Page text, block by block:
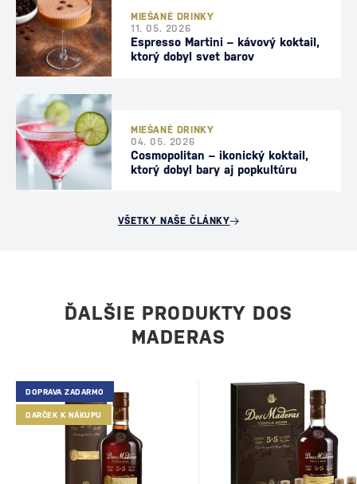
MIEŠANÉ DRINKY
11. 05. 2026
Espresso Martini – kávový koktail,
ktorý dobyl svet barov
MIEŠANÉ DRINKY
04. 05. 2026
Cosmopolitan – ikonický koktail,
ktorý dobyl bary aj popkultúru
VŠETKY NAŠE ČLÁNKY
ĎALŠIE PRODUKTY DOS
MADERAS
DOPRAVA ZADARMO
DARČEK K NÁKUPU